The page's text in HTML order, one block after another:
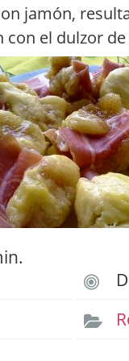
jamón,
con el dulzor